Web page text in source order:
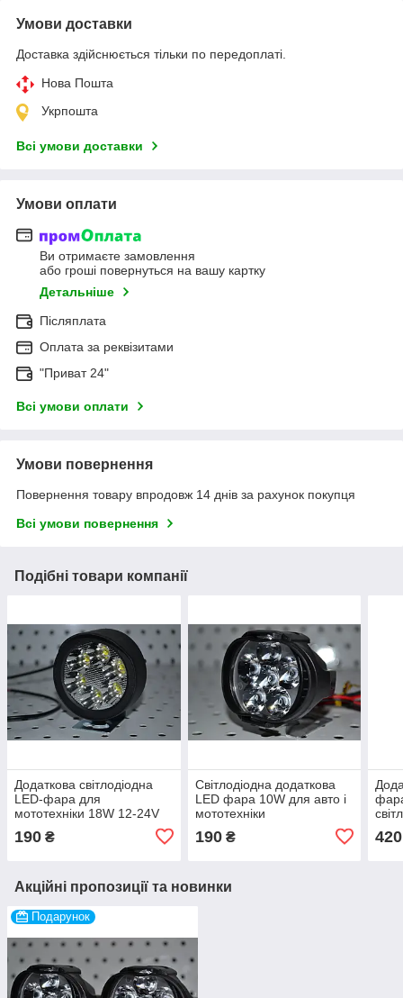
Умови доставки
Доставка здійснюється тільки по передоплаті.
Нова Пошта
Укрпошта
Всі умови доставки
Умови оплати
Ви отримаєте замовлення
або гроші повернуться на вашу картку
Детальніше
Післяплата
Оплата за реквізитами
"Приват 24"
Всі умови оплати
Умови повернення
Повернення товару впродовж 14 днів за рахунок покупця
Всі умови повернення
Подібні товари компанії
Додаткова світлодіодна
LED-фара для
мототехніки 18W 12-24V
190 ₴
Світлодіодна додаткова
LED фара 10W для авто і
мототехніки
190₴ 420
Акційні пропозиції та новинки
Подарунок